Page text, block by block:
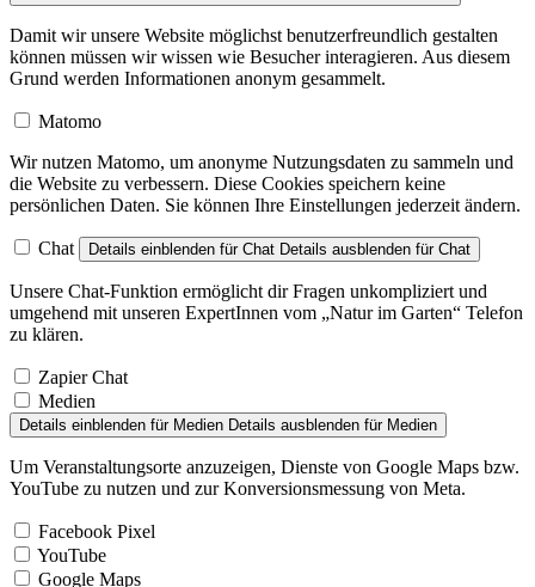
Damit wir unsere Website möglichst benutzerfreundlich gestalten
können müssen wir wissen wie Besucher interagieren. Aus diesem
Grund werden Informationen anonym gesammelt.
Matomo
Wir nutzen Matomo, um anonyme Nutzungsdaten zu sammeln und
die Website zu verbessern. Diese Cookies speichern keine
persönlichen Daten. Sie können Ihre Einstellungen jederzeit ändern.
Chat Details einblenden für Chat Details ausblenden für Chat
Unsere Chat-Funktion ermöglicht dir Fragen unkompliziert und
umgehend mit unseren ExpertInnen vom „Natur im Garten“ Telefon
zu klären.
Zapier Chat
Medien
Details einblenden für Medien Details ausblenden für Medien
Um Veranstaltungsorte anzuzeigen, Dienste von Google Maps bzw.
YouTube zu nutzen und zur Konversionsmessung von Meta.
Facebook Pixel
YouTube
Google Maps